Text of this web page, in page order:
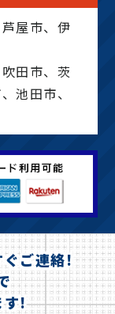
屋市、伊
田市、茨
池田市、
ぐご連絡!
す!